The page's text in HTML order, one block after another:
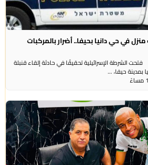
في حي دانيا بحيفا.. أضرار بالمركبات
الشرطة الإسرائيلية تحقيقًا في حادثة إلقاء قنبلة
حيفا، ...